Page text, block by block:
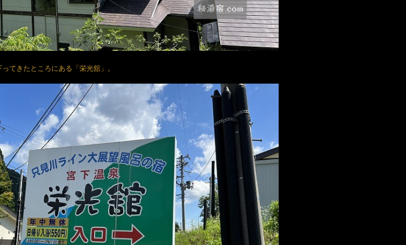
てきたところにある「栄光舘」。